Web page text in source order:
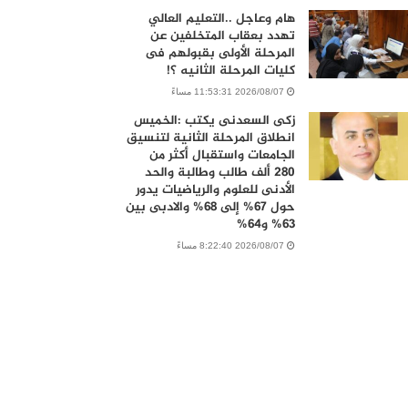
هام وعاجل ..التعليم العالي
تهدد بعقاب المتخلفين عن
المرحلة الأولى بقبولهم فى
كليات المرحلة الثانيه ؟!
2026/08/07 11:53:31 مساءً
زكى السعدنى يكتب :الخميس
انطلاق المرحلة الثانية لتنسيق
الجامعات واستقبال أكثر من
280 ألف طالب وطالبة والحد
الأدنى للعلوم والرياضيات يدور
حول 67% إلى 68% والادبى بين
63% و64%
2026/08/07 8:22:40 مساءً